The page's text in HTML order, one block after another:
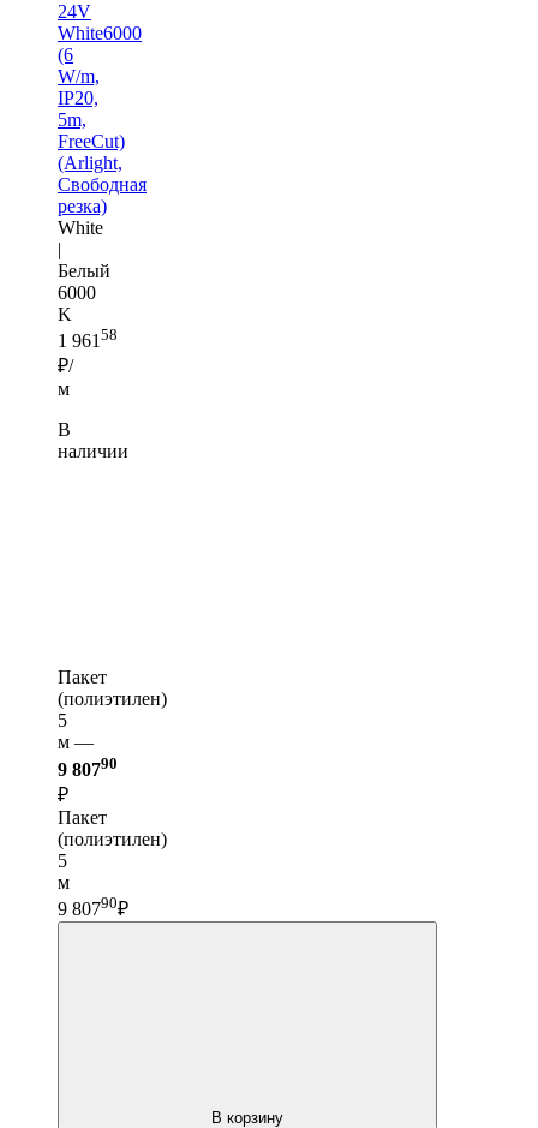
24V
White6000
(6
W/m,
IP20,
5m,
FreeCut)
(Arlight,
Свободная
резка)
White
|
Белый
6000
K
1 961 58
₽/
м
В
наличии
Пакет
(полиэтилен)
5
м —
9 80790
₽
Пакет
(полиэтилен)
5
м
9 80790₽
В корзину